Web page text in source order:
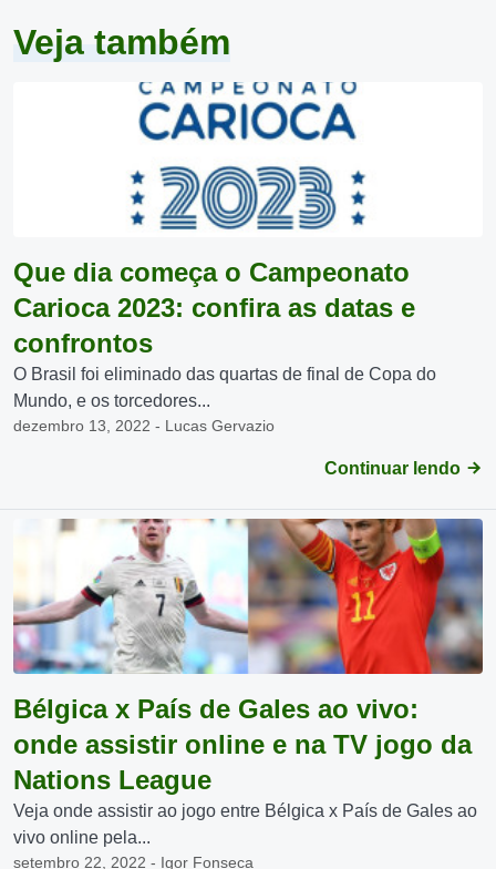
Veja também
Que dia começa o Campeonato
Carioca 2023: confira as datas e
confrontos
O Brasil foi eliminado das quartas de final de Copa do
Mundo, e os torcedores...
dezembro 13, 2022 - Lucas Gervazio
Continuar lendo
Bélgica x País de Gales ao vivo:
onde assistir online e na TV jogo da
Nations League
Veja onde assistir ao jogo entre Bélgica x País de Gales ao
vivo online pela...
setembro 22, 2022 - Igor Fonseca